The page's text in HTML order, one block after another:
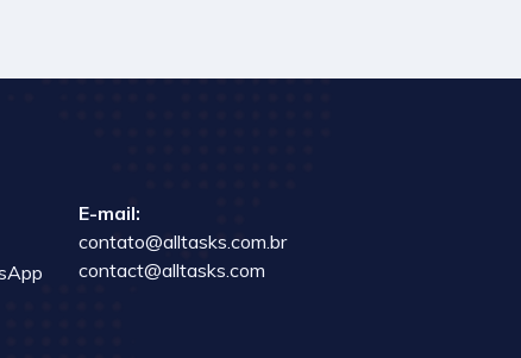
E-mail:
contato@alltasks.com.br
contact@alltasks.com